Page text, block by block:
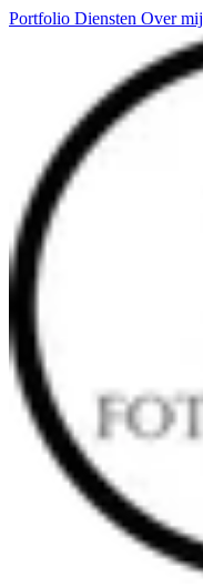
Portfolio Diensten Over mij